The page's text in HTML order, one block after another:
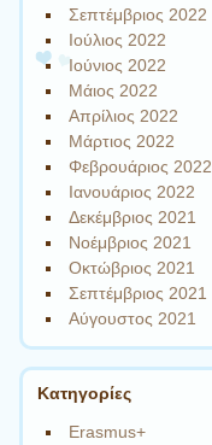
Σεπτέμβριος 2022
Ιούλιος 2022
Ιούνιος 2022
Μάιος 2022
Απρίλιος 2022
Μάρτιος 2022
Φεβρουάριος 2022
Ιανουάριος 2022
Δεκέμβριος 2021
Νοέμβριος 2021
Οκτώβριος 2021
Σεπτέμβριος 2021
Αύγουστος 2021
Kατηγορίες
Erasmus+